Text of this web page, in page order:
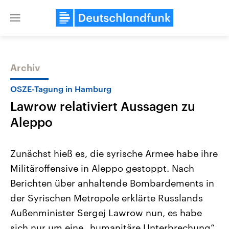
Close
Themen
Landtagswahl Sachsen-Anhalt
2026
Alle Informationen
Sachsen-Anhalt wählt am 6.
September 2026 einen neuen
Landtag. Seit 2021 wird das
Bundesland von einer Koalition aus
USA
Aktuelle Beiträge,
Hintergründe
Wirtschaftlich und
gehören die Vereinigten
den mächtigsten Ländern
mit großem Einfluss auf
Archiv
OSZE-Tagung in Hamburg
Lawrow relativiert Aussagen zu
Aleppo
Zunächst hieß es, die syrische Armee habe ihre
Militäroffensive in Aleppo gestoppt. Nach
Berichten über anhaltende Bombardements in
der Syrischen Metropole erklärte Russlands
Außenminister Sergej Lawrow nun, es habe